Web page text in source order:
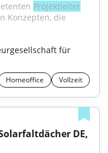
Projektleiter
Konzepten, die
für
Homeoffice Vollzeit
DE,